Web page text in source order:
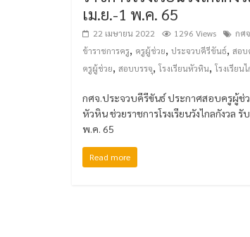
เม.ย.-1 พ.ค. 65
22 เมษายน 2022 1296 Views กศ
ข้าราชการครู, ครูผู้ช่วย, ประจวบคีรีขันธ์, สอบ
ครูผู้ช่วย, สอบบรรจุ, โรงเรียนหัวหิน, โรงเรียน
กศจ.ประจวบคีรีขันธ์ ประกาศสอบครูผู้ช่ว
หัวหิน ช่วยราชการโรงเรียนวังไกลกังวล รั
พ.ค. 65
Read more